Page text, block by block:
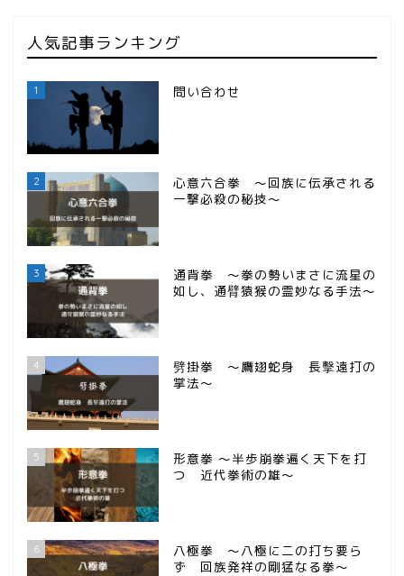
人気記事ランキング
1 問い合わせ
2
心意六合拳 ～回族に伝承される
一撃必殺の秘技～
3
通背拳 ～拳の勢いまさに流星の
如し、通臂猿猴の霊妙なる手法～
4
劈掛拳 ～鷹翅蛇身 長擊遠打の
掌法～
5
形意拳 ～半歩崩拳遍く天下を打
つ 近代拳術の雄～
6
八極拳 ～八極に二の打ち要ら
ず 回族発祥の剛猛なる拳～